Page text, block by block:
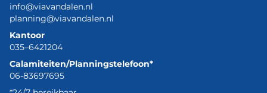
info@viavandalen.nl
planning@viavandalen.nl
Kantoor
035–6421204
Calamiteiten/Planningstelefoon*
06-83697695